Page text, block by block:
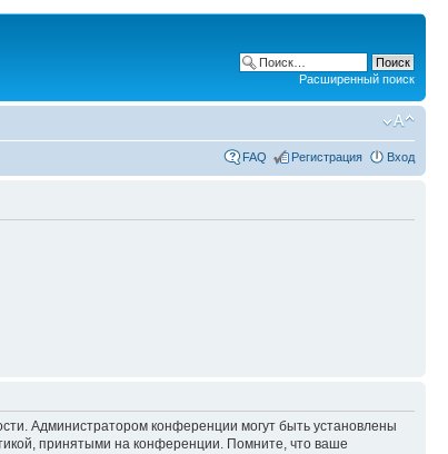
Расширенный поиск
FAQ Регистрация Вход
Администратором конференции могут быть установлены
принятыми на конференции. Помните, что ваше